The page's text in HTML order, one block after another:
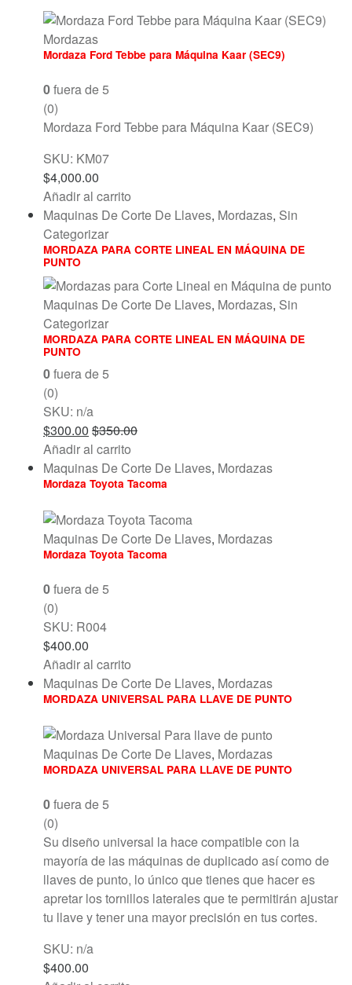
Mordazas
Mordaza Ford Tebbe para Máquina Kaar (SEC9)
0fuera de 5
(0)
Mordaza Ford Tebbe para Máquina Kaar (SEC9)
SKU: KM07
$4,000.00
Añadir al carrito
Maquinas De Corte De Llaves, Mordazas, Sin
Categorizar
MORDAZA PARA CORTE LINEAL EN MÁQUINA DE
PUNTO
Maquinas De Corte De Llaves, Mordazas, Sin
Categorizar
MORDAZA PARA CORTE LINEAL EN MÁQUINA DE
PUNTO
0fuera de 5
(0)
SKU: n/a
$300.00 $350.00
Añadir al carrito
Maquinas De Corte De Llaves, Mordazas
Mordaza Toyota Tacoma
Maquinas De Corte De Llaves, Mordazas
Mordaza Toyota Tacoma
0fuera de 5
(0)
SKU: R004
$400.00
Añadir al carrito
Maquinas De Corte De Llaves, Mordazas
MORDAZA UNIVERSAL PARA LLAVE DE PUNTO
Maquinas De Corte De Llaves, Mordazas
MORDAZA UNIVERSAL PARA LLAVE DE PUNTO
0fuera de 5
(0)
Su diseño universal la hace compatible con la
mayoría de las máquinas de duplicado así como de
llaves de punto, lo único que tienes que hacer es
apretar los tornillos laterales que te permitirán ajustar
tu llave y tener una mayor precisión en tus cortes.
SKU: n/a
$400.00